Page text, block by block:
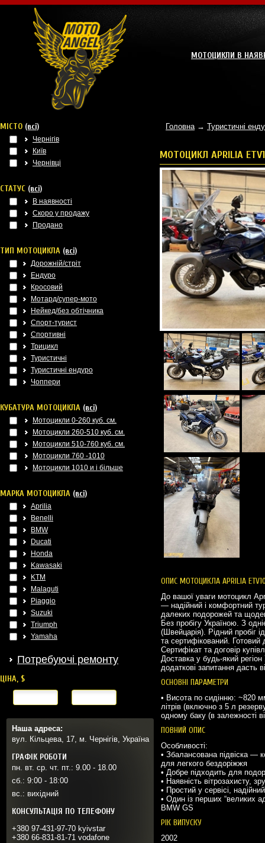
МОТОЦИКЛИ В
Головна→ Туристичні
МОТОЦИКЛ APRILIA
ОПИС МОТОЦИКЛА APRILIA
До вашої уваги мотоцикл
— надійний і комфортний
далеких подорожей та
Без пробігу Україною. З
(Швейцарія). Рідний пробіг
та сертифікований. Готовий
Сертифікат та договір
Доставка у будь-який
додаткові запитання дасть
ОСНОВНІ ПАРАМЕТРИ
• Висота по сидінню: ~820
літрів (включно з 5 л
одному баку (в залежності
ПОВНИЙ ОПИС
Особливості:
• Збалансована підвіска —
для легкого бездоріжжя
• Добре підходить для
• Наявність вітрозахисту,
• Простий у сервісі,
• Один із перших “великих
BMW GS
РІК ВИПУСКУ
2002
МІСТО (всі)
Чернігів
Київ
Чернівці
СТАТУС (всі)
В наявності
Скоро у продажу
Продано
ТИП МОТОЦИКЛА (всі)
Дорожній/стріт
Ендуро
Кросовий
Мотард/супер-мото
Нейкед/без обтічника
Спорт-турист
Спортивні
Трицикл
Туристичні
Туристичні ендуро
Чоппери
КУБАТУРА МОТОЦИКЛА (всі)
Мотоцикли 0-260 куб. см.
Мотоцикли 260-510 куб. см.
Мотоцикли 510-760 куб. см.
Мотоцикли 760 -1010
Мотоцикли 1010 и і більше
МАРКА МОТОЦИКЛА (всі)
Aprilia
Benelli
BMW
Ducati
Honda
Kawasaki
KTM
Malaguti
Piaggio
Suzuki
Triumph
Yamaha
Потребуючі ремонту
ЦІНА, $
Наша адреса:
вул. Кільцева, 17, м. Чернігів, Україна
ГРАФІК РОБОТИ
пн. вт. ср. чт. пт.: 9.00 - 18.00
сб.: 9:00 - 18:00
вс.: вихідний
КОНСУЛЬТАЦІЯ ПО ТЕЛЕФОНУ
+380 97-431-97-70 kyivstar
+380 66-831-81-71 vodafone